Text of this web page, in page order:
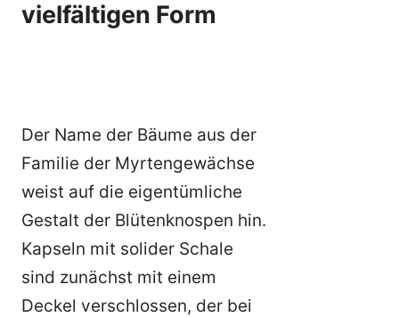
vielfältigen Form
Der Name der Bäume aus der
Familie der Myrtengewächse
weist auf die eigentümliche
Gestalt der Blütenknospen hin.
Kapseln mit solider Schale
sind zunächst mit einem
Deckel verschlossen, der bei